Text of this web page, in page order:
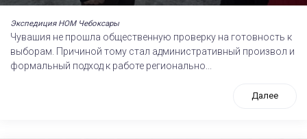
Экспедиция НОМ Чебоксары
Чувашия не прошла общественную проверку на готовность к
выборам. Причиной тому стал административный произвол и
формальный подход к работе регионально...
Далее